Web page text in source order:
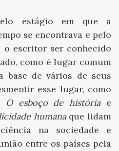
estágio em que a
se encontrava e pelo
escritor ser conhecido
como é lugar comum
base de vários de seus
esse lugar, como
O esboço de históriae
humanaque lidam
na sociedade e
entre os países pela